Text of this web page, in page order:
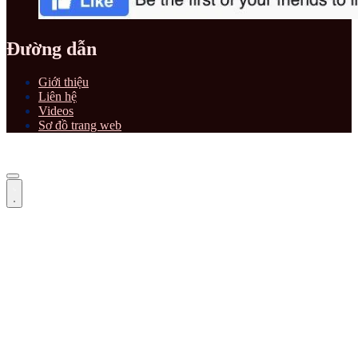
Đường dẫn
Giới thiệu
Liên hệ
Videos
Sơ đồ trang web